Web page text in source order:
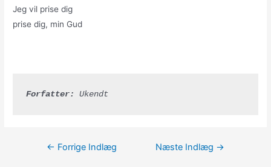
Jeg vil prise dig
prise dig, min Gud
Forfatter: Ukendt
Indlægsnavigation
← Forrige Indlæg Næste Indlæg →